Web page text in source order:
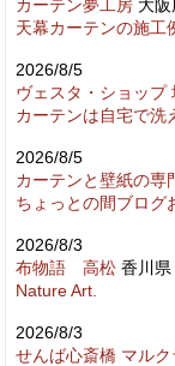
カーテン夢工房 大阪
天幕カーテンの施
2026/8/5
ヴェスタ・ショップ
カーテンは自宅で洗
2026/8/5
カーテンと壁紙の
ちょっとの間ブログ
2026/8/3
布物語 高松 香川県
Nature Art.
2026/8/3
せんば心斎橋 マル